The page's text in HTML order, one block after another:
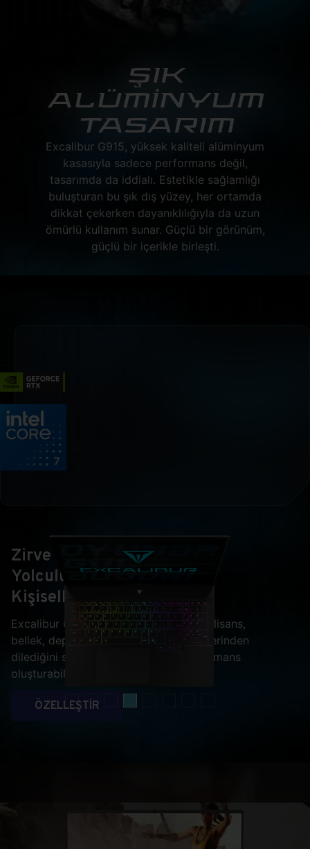
ŞIK
ALÜMİNYUM
TASARIM
Excalibur G915, yüksek kaliteli alüminyum
kasasıyla sadece performans değil,
tasarımda da iddialı. Estetikle sağlamlığı
buluşturan bu şık dış yüzey, her ortamda
dikkat çekerken dayanıklılığıyla da uzun
ömürlü kullanım sunar. Güçlü bir görünüm,
güçlü bir içerikle birleşti.
Zirve
Yolculuğunuzu
Kişiselleştirin
Excalibur G915 ile ekran kartı, işlemci, lisans,
bellek, depolama ve hatta ekran çeşitlerinden
dilediğini seçip kendine özel bir performans
oluşturabilirsiniz.
ÖZELLEŞTİR